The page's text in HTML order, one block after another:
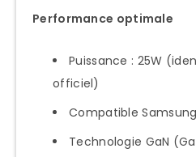
Performance optimale
Puissance : 25W
officiel)
Compatible
Technologie GaN